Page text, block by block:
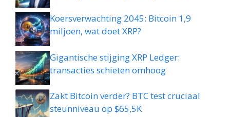
Koersverwachting 2045: Bitcoin 1,9
miljoen, wat doet XRP?
Gigantische stijging XRP Ledger:
transacties schieten omhoog
Zakt Bitcoin verder? BTC test cruciaal
steunniveau op $65,5K